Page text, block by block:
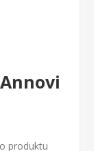
produktu